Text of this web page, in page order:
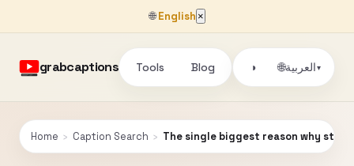
🌐English ×
grabcaptions Tools Blog ◑ 🌐العربية▾
Home › Caption Search › The single biggest reason why start-